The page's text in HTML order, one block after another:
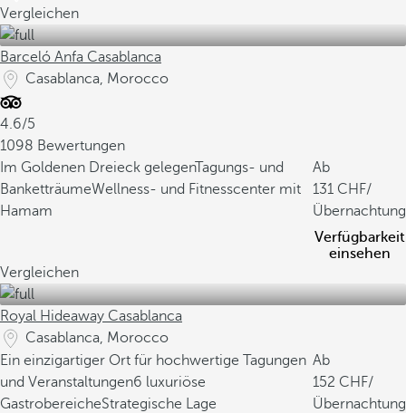
Vergleichen
Barceló Anfa Casablanca
Casablanca, Morocco
4.6/5
1098 Bewertungen
Im Goldenen Dreieck gelegenTagungs- und
BanketträumeWellness- und Fitnesscenter mit
Hamam
Ab
131
/
Übernachtung
Verfügbarkeit
einsehen
Vergleichen
Royal Hideaway Casablanca
Casablanca, Morocco
Ein einzigartiger Ort für hochwertige Tagungen
und Veranstaltungen6 luxuriöse
GastrobereicheStrategische Lage
Ab
152
/
Übernachtung